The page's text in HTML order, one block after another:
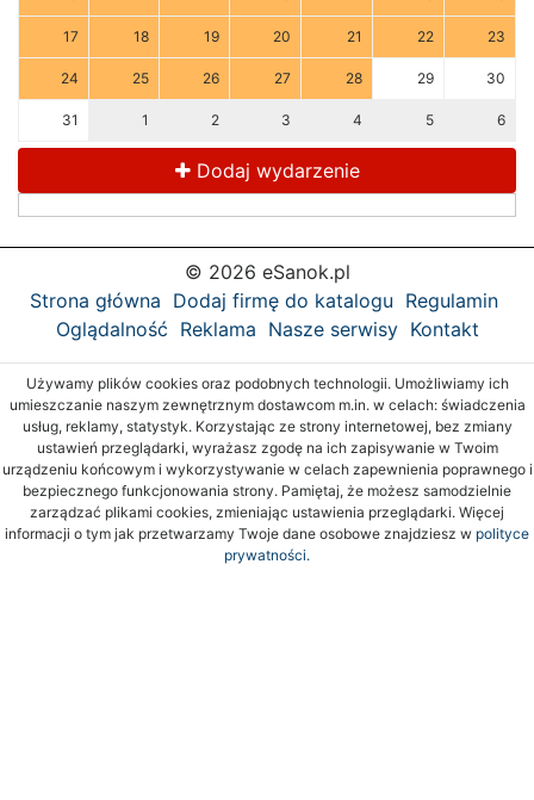
17 18 19 20 21 22 23
24 25 26 27 28 29 30
31 1 2 3 4 5 6
Dodaj wydarzenie
© 2026 eSanok.pl
Strona główna Dodaj firmę do katalogu Regulamin
Oglądalność Reklama Nasze serwisy Kontakt
Używamy plików cookies oraz podobnych technologii. Umożliwiamy ich
umieszczanie naszym zewnętrznym dostawcom m.in. w celach: świadczenia
usług, reklamy, statystyk. Korzystając ze strony internetowej, bez zmiany
ustawień przeglądarki, wyrażasz zgodę na ich zapisywanie w Twoim
urządzeniu końcowym i wykorzystywanie w celach zapewnienia poprawnego i
bezpiecznego funkcjonowania strony. Pamiętaj, że możesz samodzielnie
zarządzać plikami cookies, zmieniając ustawienia przeglądarki. Więcej
informacji o tym jak przetwarzamy Twoje dane osobowe znajdziesz w polityce
prywatności.